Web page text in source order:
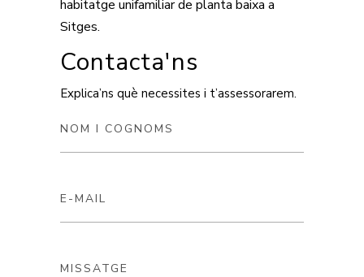
habitatge unifamiliar de planta baixa a
Sitges.
Contacta'ns
Explica’ns què necessites i t’assessorarem.